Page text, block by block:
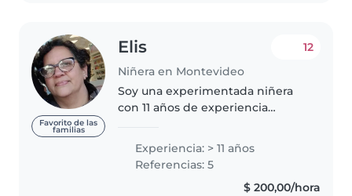
Favorito de las
familias
Elis
Niñera en Montevideo
12
Soy una experimentada niñera
con 11 años de experiencia
las edades, desde bebés hasta
enseñanza inicial . Soy una
persona responsable, tranquila y
Experiencia: > 11 años
Referencias: 5
$ 200,00/hora